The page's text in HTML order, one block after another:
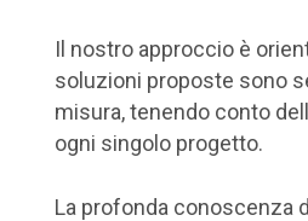
Il nostro approccio è
soluzioni proposte sono
misura, tenendo conto
ogni singolo progetto.
La profonda conoscenza